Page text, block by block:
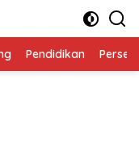
Pendidikan